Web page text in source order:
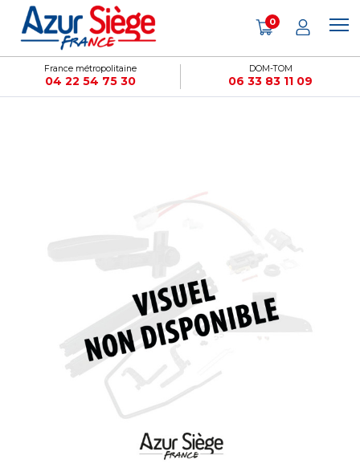
France métropolitaine
04 22 54 75 30
DOM-TOM
06 33 83 11 09
0
Panneau de gestion des cookies